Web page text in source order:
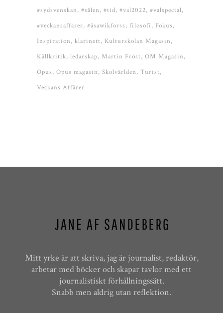
#sydsvenskan #sälen #tid #val2022 #valspecial
#veckansaffärer #åsawikforss filosofi
Fokus
Inspiration klarinett Kulturskolan Magasin
Källkritik ledarskap Martin Fröst OM Magasin
Opus Opus magasin Skolvärlden Turist
Veckans Affärer
Mitt yrke är att skriva, jag är journalist, redaktör,
arbetar med böcker och skapar tavlor med ett
journalistiskt förhållningssätt.
Snabb men aldrig utan reflektion.